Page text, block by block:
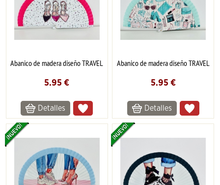
Abanico de madera diseño TRAVEL
5.95 €
Detalles
Abanico de madera diseño TRAVEL
5.95 €
Detalles